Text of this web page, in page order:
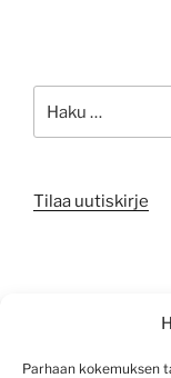
Parhaan kokemuksen
Tilaa uutiskirje